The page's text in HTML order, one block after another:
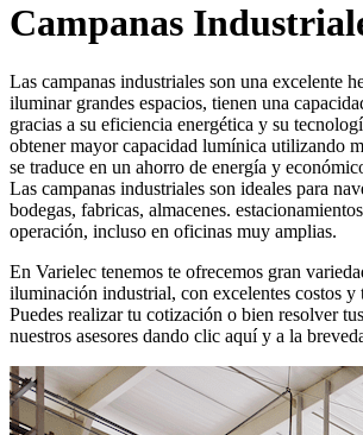
Campanas
Las campanas industriales son una excelente
iluminar grandes espacios, tienen una
gracias a su eficiencia energética y su
obtener mayor capacidad lumínica utilizando
se traduce en un ahorro de energía y
Las campanas industriales son ideales para
bodegas, fabricas, almacenes.
operación, incluso en oficinas muy amplias.
En Varielec tenemos te ofrecemos gran
iluminación industrial, con excelentes costos y
Puedes realizar tu cotización o bien resolver
nuestros asesores dando clic aquí y a la